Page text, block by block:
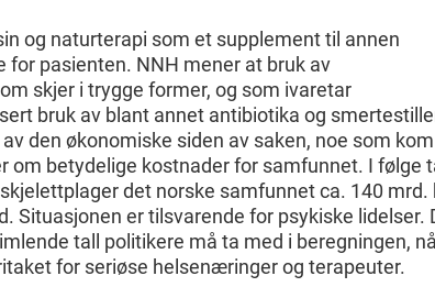
og naturterapi som et supplement til annen
for pasienten. NNH mener at bruk av
skjer i trygge former, og som ivaretar
bruk av blant annet antibiotika og
den økonomiske siden av saken, noe som kom
betydelige kostnader for samfunnet. I følge
det norske samfunnet ca. 140 mrd.
Situasjonen er tilsvarende for psykiske lidelser.
tall politikere må ta med i beregningen,
for seriøse helsenæringer og terapeuter.